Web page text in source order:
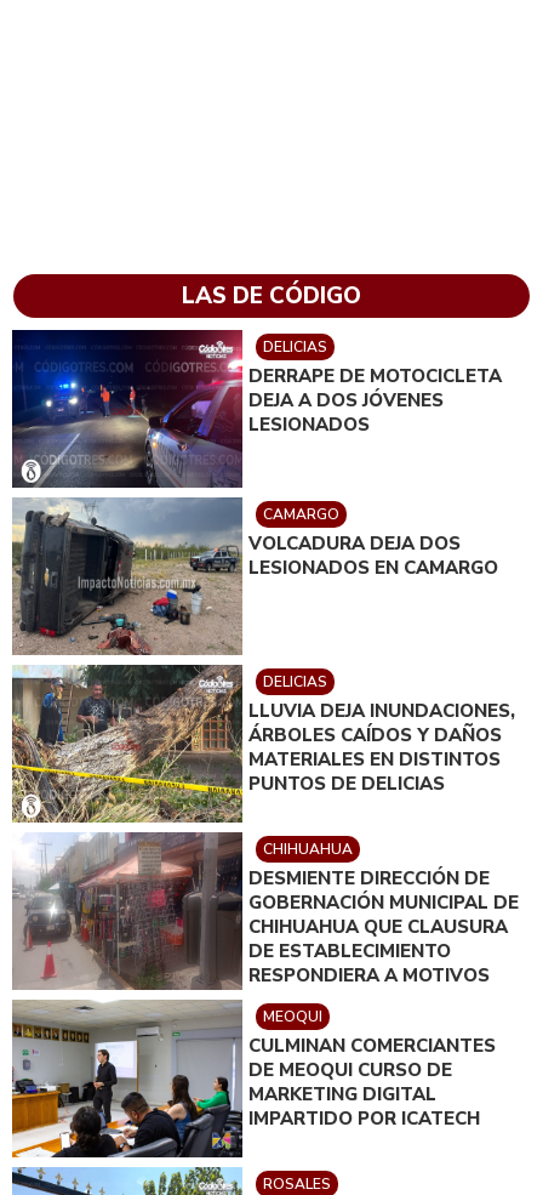
LAS DE CÓDIGO
DELICIAS
DERRAPE DE MOTOCICLETA
DEJA A DOS JÓVENES
LESIONADOS
CAMARGO
VOLCADURA DEJA DOS
LESIONADOS EN CAMARGO
DELICIAS
LLUVIA DEJA INUNDACIONES,
ÁRBOLES CAÍDOS Y DAÑOS
MATERIALES EN DISTINTOS
PUNTOS DE DELICIAS
CHIHUAHUA
DESMIENTE DIRECCIÓN DE
GOBERNACIÓN MUNICIPAL DE
CHIHUAHUA QUE CLAUSURA
DE ESTABLECIMIENTO
RESPONDIERA A MOTIVOS
POLÍTICOS
MEOQUI
CULMINAN COMERCIANTES
DE MEOQUI CURSO DE
MARKETING DIGITAL
IMPARTIDO POR ICATECH
ROSALES